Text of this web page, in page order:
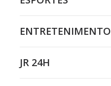
ENTRETENIMENTO
JR 24H